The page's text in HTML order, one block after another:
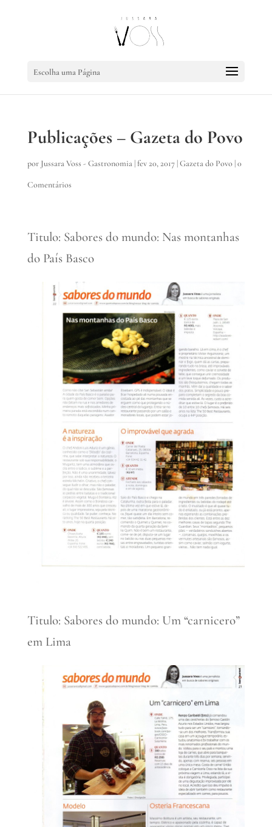
Escolha uma Página
Publicações – Gazeta do Povo
por Jussara Voss - Gastronomia|fev 20, 2017|Gazeta do Povo|0
Comentários
Titulo: Sabores do mundo: Nas montanhas
do País Basco
Titulo: Sabores do mundo: Um “carnicero”
em Lima